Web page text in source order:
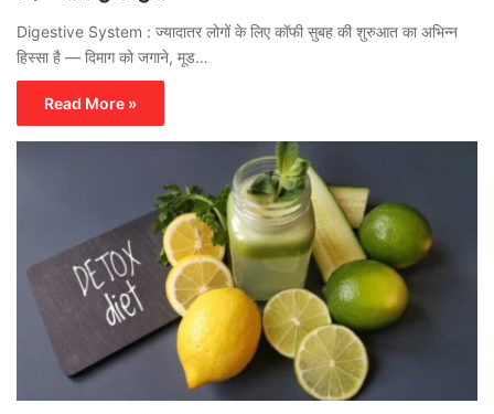
Digestive System : ज्यादातर लोगों के लिए कॉफी सुबह की शुरुआत का अभिन्न
हिस्सा है — दिमाग को जगाने, मूड…
Read More »